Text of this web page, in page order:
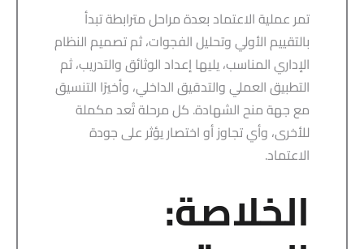
تمر عملية الاعتماد بعدة مراحل مترابطة تبدأ
بالتقييم الأولي وتحليل الفجوات، ثم تصميم النظام
الإداري المناسب، يليها إعداد الوثائق والتدريب، ثم
التطبيق العملي والتدقيق الداخلي، وأخيرًا التنسيق
مع جهة منح الشهادة. كل مرحلة تُعد مكملة
للأخرى، وأي تجاوز أو اختصار يؤثر على جودة
الاعتماد.
الخلاصة: